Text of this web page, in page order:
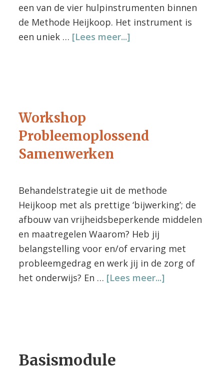
een van de vier hulpinstrumenten binnen
de Methode Heijkoop. Het instrument is
een uniek … [Lees meer...]
Workshop
Probleemoplossend
Samenwerken
Behandelstrategie uit de methode
Heijkoop met als prettige ‘bijwerking’; de
afbouw van vrijheidsbeperkende middelen
en maatregelen Waarom? Heb jij
belangstelling voor en/of ervaring met
probleemgedrag en werk jij in de zorg of
het onderwijs? En … [Lees meer...]
Basismodule